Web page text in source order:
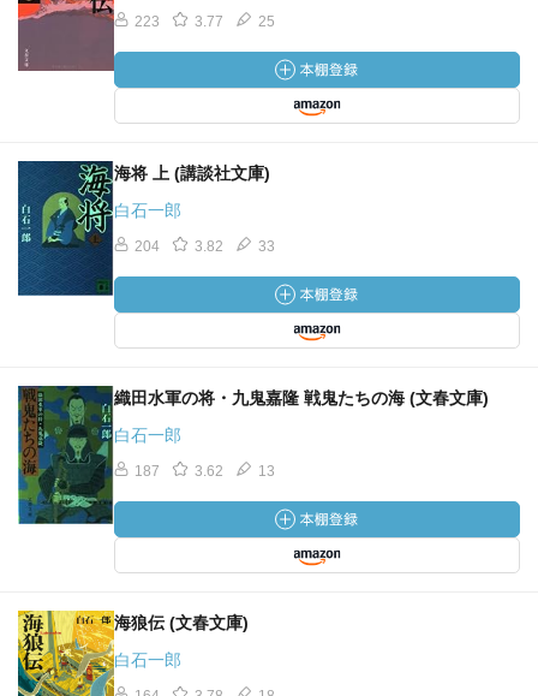
223 3.77 25
海将 上 (講談社文庫)
白石一郎
204 3.82 33
織田水軍の将・九鬼嘉隆 戦鬼たちの海 (文春文庫)
白石一郎
187 3.62 13
海狼伝 (文春文庫)
白石一郎